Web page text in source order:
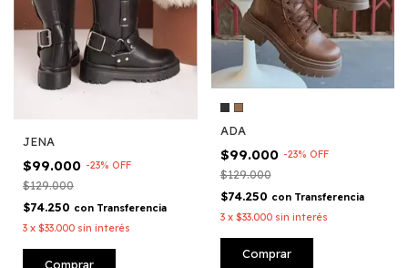
JENA
$99.000 -23% OFF
$129.000
$74.250 con Transferencia
3 x $33.000 sin interés
Comprar
ADA
$99.000 -23% OFF
$129.000
$74.250 con Transferencia
3 x $33.000 sin interés
Comprar